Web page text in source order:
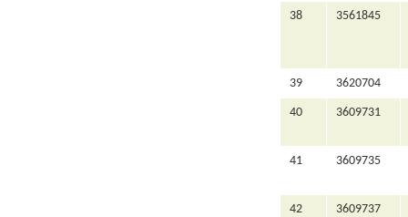
38 3561845
39 3620704
40 3609731
41 3609735
42 3609737